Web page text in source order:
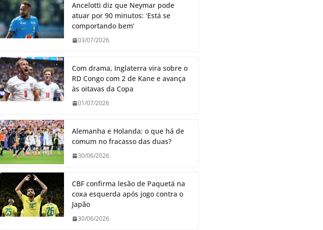
Ancelotti diz que Neymar pode
atuar por 90 minutos: ‘Está se
comportando bem’
03/07/2026
Com drama, Inglaterra vira sobre o
RD Congo com 2 de Kane e avança
às oitavas da Copa
01/07/2026
Alemanha e Holanda: o que há de
comum no fracasso das duas?
30/06/2026
CBF confirma lesão de Paquetá na
coxa esquerda após jogo contra o
Japão
30/06/2026